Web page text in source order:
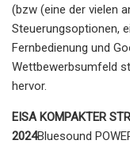
(bzw (eine der vielen
Steuerungsoptionen,
Fernbedienung und
Wettbewerbsumfeld
hervor.
EISA KOMPAKTER
2024Bluesound